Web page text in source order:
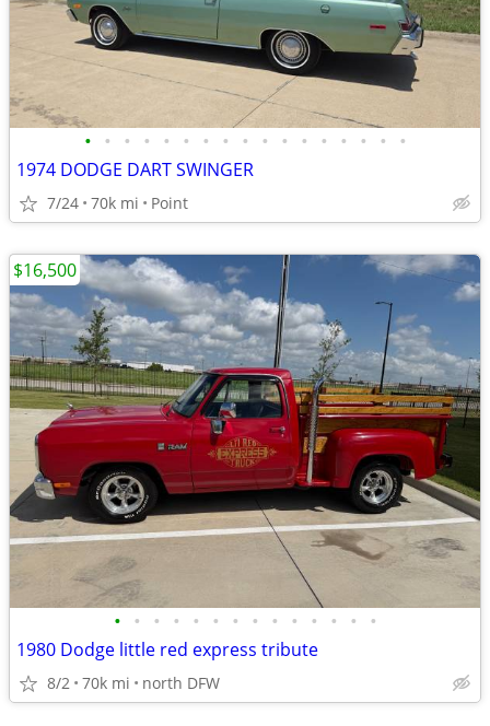
• • • • • • • • • • • • • • • • •
1974 DODGE DART SWINGER
7/24 70k mi Point
• • • • • • • • • • • • • •
1980 Dodge little red express tribute
8/2 70k mi north DFW
$16,500